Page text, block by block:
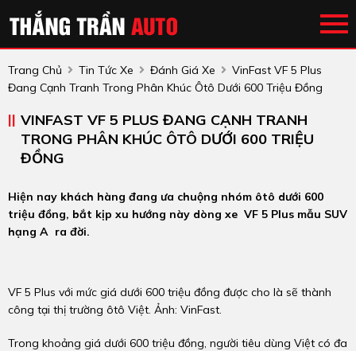
Trang Chủ Tin Tức Xe Đánh Giá Xe
VinFast VF 5 Plus
Đang Cạnh Tranh Trong Phân Khúc Ôtô Dưới 600 Triệu Đồng
VINFAST VF 5 PLUS ĐANG CẠNH TRANH
TRONG PHÂN KHÚC ÔTÔ DƯỚI 600 TRIỆU
ĐỒNG
Hiện nay khách hàng đang ưa chuộng nhóm ôtô dưới 600
triệu đồng, bắt kịp xu hướng này dòng xe VF 5 Plus mẫu SUV
hạng A ra đời.
VF 5 Plus với mức giá dưới 600 triệu đồng được cho là sẽ thành
công tại thị trường ôtô Việt. Ảnh: VinFast.
Trong khoảng giá dưới 600 triệu đồng, người tiêu dùng Việt có đa